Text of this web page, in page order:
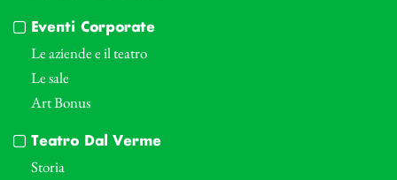
Eventi Corporate
Le aziende e il teatro
Le sale
Art Bonus
Teatro Dal Verme
Storia